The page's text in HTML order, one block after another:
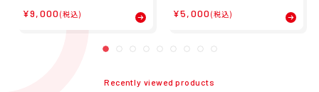
G ユニセックス パーカー ス
ケートボーディング × マー
ク・ゴンザレス スケートヘ
ッド パーカー KE1022 26S
¥9,000 (税込)
ACLE S/S STD 17564 26S
¥5,000 (税込)
Recently viewed products